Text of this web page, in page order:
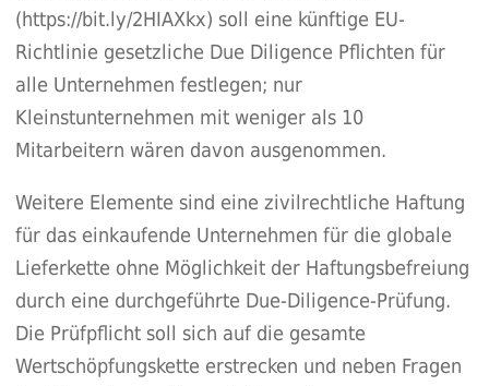
(https://bit.ly/2HIAXkx) soll eine künftige EU-
Richtlinie gesetzliche Due Diligence Pflichten für
alle Unternehmen festlegen; nur
Kleinstunternehmen mit weniger als 10
Mitarbeitern wären davon ausgenommen.
Weitere Elemente sind eine zivilrechtliche Haftung
für das einkaufende Unternehmen für die globale
Lieferkette ohne Möglichkeit der Haftungsbefreiung
durch eine durchgeführte Due-Diligence-Prüfung.
Die Prüfpflicht soll sich auf die gesamte
Wertschöpfungskette erstrecken und neben Fragen